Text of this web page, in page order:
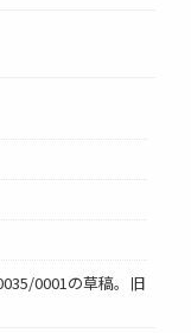
0001の草稿。旧